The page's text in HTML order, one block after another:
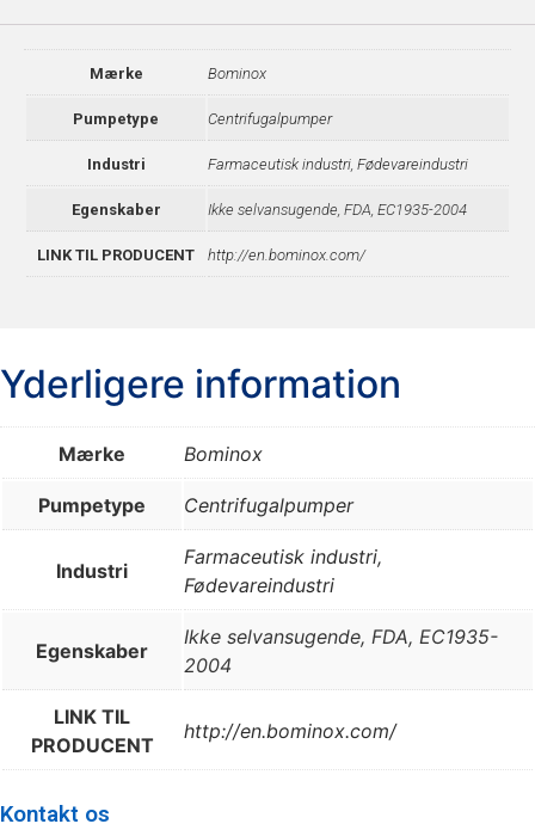
Mærke Bominox
Pumpetype Centrifugalpumper
Industri Farmaceutisk industri, Fødevareindustri
Egenskaber Ikke selvansugende, FDA, EC1935-2004
LINK TIL PRODUCENT http://en.bominox.com/
Yderligere information
Mærke Bominox
Pumpetype Centrifugalpumper
Industri
Farmaceutisk industri,
Fødevareindustri
Egenskaber
Ikke selvansugende, FDA, EC1935-
2004
LINK TIL
PRODUCENT
http://en.bominox.com/
Kontakt os